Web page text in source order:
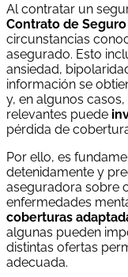
Al contratar un
Contrato de Seguro
circunstancias
asegurado. Esto
ansiedad,
información se
y, en algunos
relevantes puede
pérdida de
Por ello, es
detenidamente y
aseguradora sobre
enfermedades
coberturas
algunas pueden
distintas ofertas
adecuada.